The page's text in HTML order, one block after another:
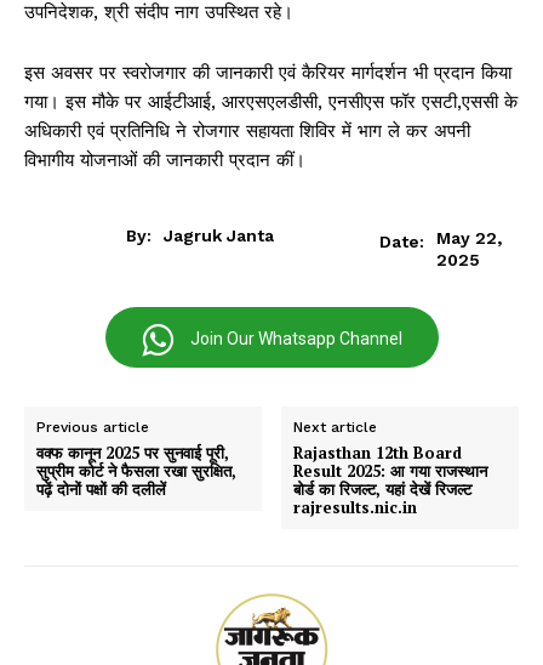
उपनिदेशक, श्री संदीप नाग उपस्थित रहे।
इस अवसर पर स्वरोजगार की जानकारी एवं कैरियर मार्गदर्शन भी प्रदान किया
गया। इस मौके पर आईटीआई, आरएसएलडीसी, एनसीएस फॉर एसटी,एससी के
अधिकारी एवं प्रतिनिधि ने रोजगार सहायता शिविर में भाग ले कर अपनी
विभागीय योजनाओं की जानकारी प्रदान कीं।
By: Jagruk Janta Date:
May 22,
2025
Join Our Whatsapp Channel
Previous article
वक्फ कानून 2025 पर सुनवाई पूरी,
सुप्रीम कोर्ट ने फैसला रखा सुरक्षित,
पढ़ें दोनों पक्षों की दलीलें
Next article
Rajasthan 12th Board
Result 2025: आ गया राजस्थान
बोर्ड का रिजल्ट, यहां देखें रिजल्ट
rajresults.nic.in